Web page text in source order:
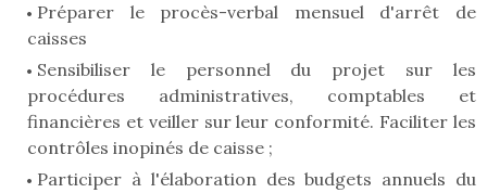
Préparer le procès-verbal mensuel d'arrêt de
caisses
Sensibiliser le personnel du projet sur les
procédures administratives, comptables et
financières et veiller sur leur conformité. Faciliter les
contrôles inopinés de caisse ;
Participer à l'élaboration des budgets annuels du